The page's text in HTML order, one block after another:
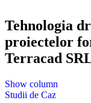
Livrare GRATUITĂ
Matrice 4 Enterprise
Livrare GRATUITĂ
Matrice 4 Enterprise
Livrare GRATUITĂ
Matrice 4 Enterprise
Livrare GRATUITĂ
Tehnologia
proiectelor
Terracad
Show column
Studii de Caz